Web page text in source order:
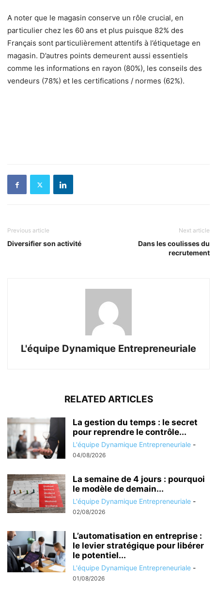
A noter que le magasin conserve un rôle crucial, en
particulier chez les 60 ans et plus puisque 82% des
Français sont particulièrement attentifs à l’étiquetage en
magasin. D’autres points demeurent aussi essentiels
comme les informations en rayon (80%), les conseils des
vendeurs (78%) et les certifications / normes (62%).
Previous article
Diversifier son activité
Next article
Dans les coulisses du
recrutement
L'équipe Dynamique Entrepreneuriale
RELATED ARTICLES
La gestion du temps : le secret
pour reprendre le contrôle...
L'équipe Dynamique Entrepreneuriale -
04/08/2026
La semaine de 4 jours : pourquoi
le modèle de demain...
L'équipe Dynamique Entrepreneuriale -
02/08/2026
L’automatisation en entreprise :
le levier stratégique pour libérer
le potentiel...
L'équipe Dynamique Entrepreneuriale -
01/08/2026